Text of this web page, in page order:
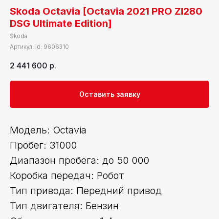
Skoda Octavia [Octavia 2021 PRO ZI280
DSG Ultimate Edition]
Skoda
Артикул: id: 9606310
2 441 600 р.
Оставить заявку
Модель: Octavia
Пробег: 31000
Диапазон пробега: до 50 000
Коробка передач: Робот
Тип привода: Передний привод
Тип двигателя: Бензин